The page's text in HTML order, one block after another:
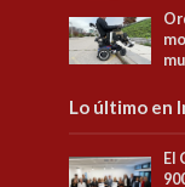
Lo último en
El